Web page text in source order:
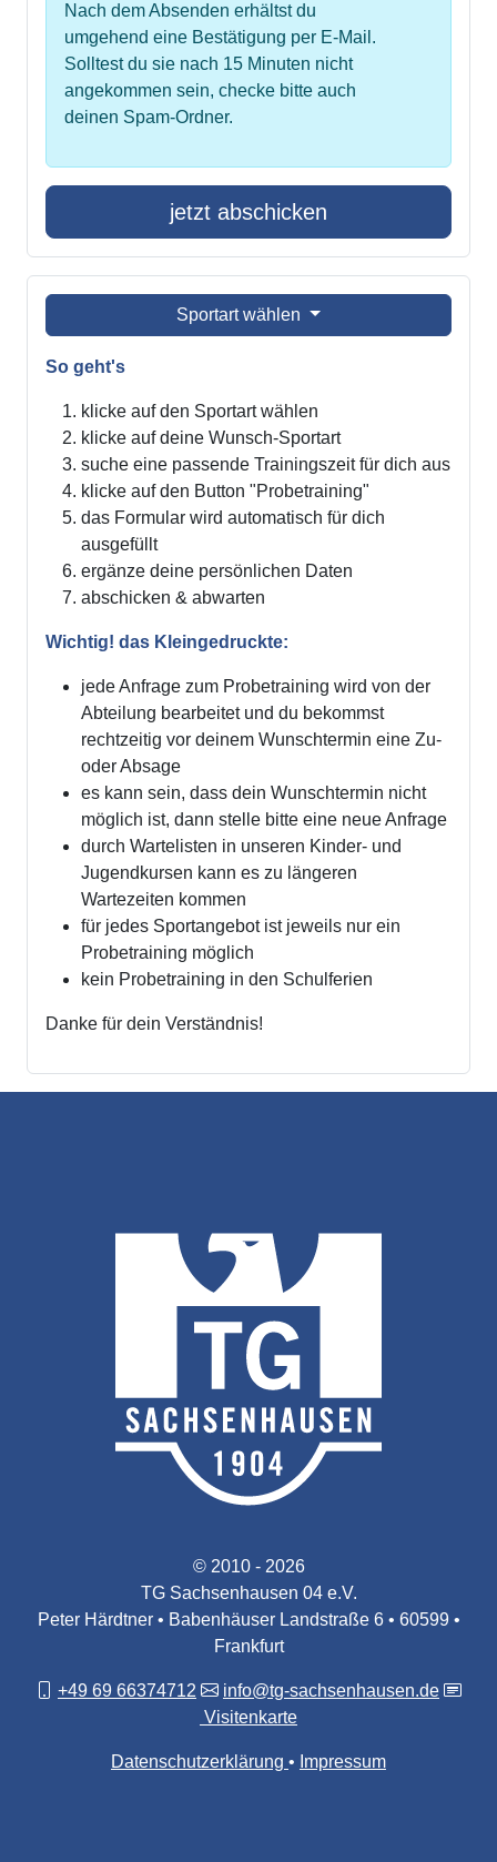
Nach dem Absenden erhältst du
umgehend eine Bestätigung per E-Mail.
Solltest du sie nach 15 Minuten nicht
angekommen sein, checke bitte auch
deinen Spam-Ordner.
jetzt abschicken
Sportart wählen
So geht's
klicke auf den Sportart wählen
klicke auf deine Wunsch-Sportart
suche eine passende Trainingszeit für dich aus
klicke auf den Button "Probetraining"
das Formular wird automatisch für dich
ausgefüllt
ergänze deine persönlichen Daten
abschicken & abwarten
Wichtig! das Kleingedruckte:
jede Anfrage zum Probetraining wird von der
Abteilung bearbeitet und du bekommst
rechtzeitig vor deinem Wunschtermin eine Zu-
oder Absage
es kann sein, dass dein Wunschtermin nicht
möglich ist, dann stelle bitte eine neue Anfrage
durch Wartelisten in unseren Kinder- und
Jugendkursen kann es zu längeren
Wartezeiten kommen
für jedes Sportangebot ist jeweils nur ein
Probetraining möglich
kein Probetraining in den Schulferien
Danke für dein Verständnis!
© 2010 - 2026
TG Sachsenhausen 04 e.V.
Peter Härdtner • Babenhäuser Landstraße 6 • 60599 •
Frankfurt
+49 69 66374712
info@tg-sachsenhausen.de
Visitenkarte
Datenschutzerklärung Impressum